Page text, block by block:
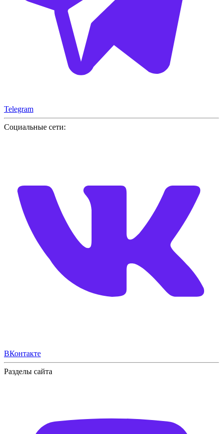
Telegram
Социальные сети:
ВКонтакте
Разделы сайта